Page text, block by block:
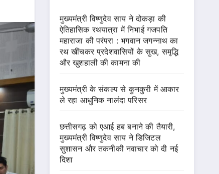
मुख्यमंत्री विष्णुदेव साय ने दोकड़ा की
ऐतिहासिक रथयात्रा में निभाई गजपति
महाराजा की परंपरा : भगवान जगन्नाथ का
रथ खींचकर प्रदेशवासियों के सुख, समृद्धि
और खुशहाली की कामना की
मुख्यमंत्री के संकल्प से कुनकुरी में आकार
ले रहा आधुनिक नालंदा परिसर
छत्तीसगढ़ को एआई हब बनाने की तैयारी,
मुख्यमंत्री विष्णुदेव साय ने डिजिटल
सुशासन और तकनीकी नवाचार को दी नई
दिशा